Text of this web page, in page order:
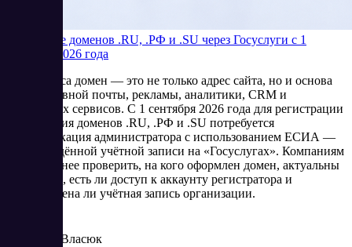
Продление доменов .RU, .РФ и .SU через Госуслуги с 1
сентября 2026 года
Для бизнеса домен — это не только адрес сайта, но и основа
корпоративной почты, рекламы, аналитики, CRM и
клиентских сервисов. С 1 сентября 2026 года для регистрации
и продления доменов .RU, .РФ и .SU потребуется
идентификация администратора с использованием ЕСИА —
подтверждённой учётной записи на «Госуслугах». Компаниям
стоит заранее проверить, на кого оформлен домен, актуальны
ли данные, есть ли доступ к аккаунту регистратора и
подготовлена ли учётная запись организации.
Елена Власюк